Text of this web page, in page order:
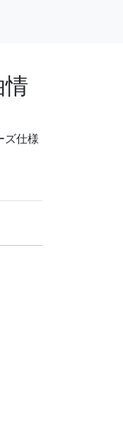
ズ仕様